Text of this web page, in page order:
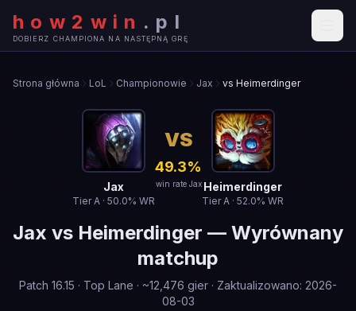
how2win . pl
DOBIERZ CHAMPIONA NA NASTĘPNĄ GRĘ
Strona główna LoL Championowie Jax vs Heimerdinger
Jax
TierA · 50.0% WR
VS
49.3%
win rate Jax Heimerdinger
TierA · 52.0% WR
Jax vs Heimerdinger — Wyrównany
matchup
Patch 16.15 · Top Lane · ~12,476 gier · Zaktualizowano: 2026-
08-03